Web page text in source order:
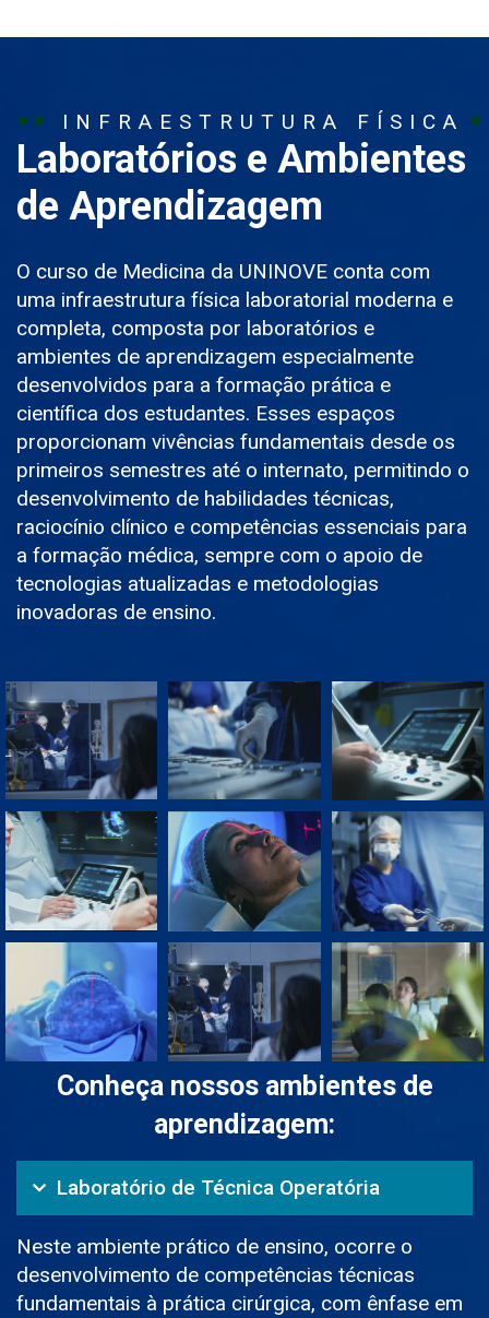
INFRAESTRUTURA FÍSICA
Laboratórios e Ambientes
de Aprendizagem
O curso de Medicina da UNINOVE conta com
uma infraestrutura física laboratorial moderna e
completa, composta por laboratórios e
ambientes de aprendizagem especialmente
desenvolvidos para a formação prática e
científica dos estudantes. Esses espaços
proporcionam vivências fundamentais desde os
primeiros semestres até o internato, permitindo o
desenvolvimento de habilidades técnicas,
raciocínio clínico e competências essenciais para
a formação médica, sempre com o apoio de
tecnologias atualizadas e metodologias
inovadoras de ensino.
Conheça nossos ambientes de
aprendizagem:
Laboratório de Técnica Operatória
Neste ambiente prático de ensino, ocorre o
desenvolvimento de competências técnicas
fundamentais à prática cirúrgica, com ênfase em